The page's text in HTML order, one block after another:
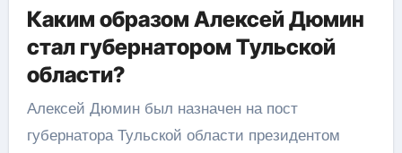
Каким образом Алексей Дюмин
стал губернатором Тульской
области?
Алексей Дюмин был назначен на пост
губернатора Тульской области президентом